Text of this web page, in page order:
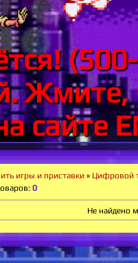
Жмите,
сайте
игры и приставки » Цифровой
: 0
Не найдено